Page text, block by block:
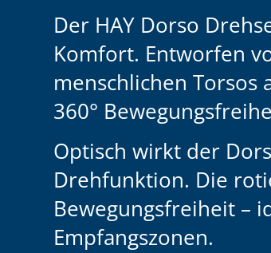
Der HAY Dorso
Komfort. Entworfen
menschlichen
360°
Optisch wirkt der
Drehfunktion. Die
Bewegungsfreiheit –
Empfangszonen.